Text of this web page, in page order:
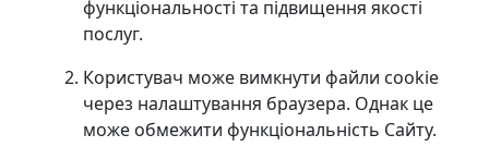
функціональності та підвищення якості
послуг.
Користувач може вимкнути файли cookie
через налаштування браузера. Однак це
може обмежити функціональність Сайту.